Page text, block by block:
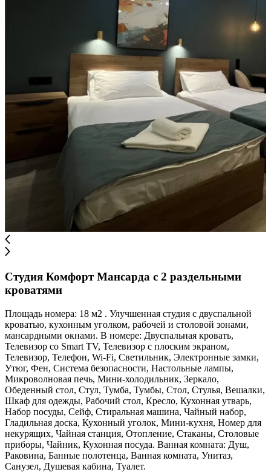
Студия Комфорт Мансарда с 2 раздельными
кроватями
Площадь номера: 18 м2 . Улучшенная студия с двуспальной
кроватью, кухонным уголком, рабочей и столовой зонами,
мансардными окнами. В номере: Двуспальная кровать,
Телевизор со Smart TV, Телевизор с плоским экраном,
Телевизор, Телефон, Wi-Fi, Светильник, Электронные замки,
Утюг, Фен, Система безопасности, Настольные лампы,
Микроволновая печь, Мини-холодильник, Зеркало,
Обеденный стол, Стул, Тумба, Тумбы, Стол, Стулья, Вешалки,
Шкаф для одежды, Рабочий стол, Кресло, Кухонная утварь,
Набор посуды, Сейф, Стиральная машина, Чайный набор,
Гладильная доска, Кухонный уголок, Мини-кухня, Номер для
некурящих, Чайная станция, Отопление, Стаканы, Столовые
приборы, Чайник, Кухонная посуда. Ванная комната: Душ,
Раковина, Банные полотенца, Ванная комната, Унитаз,
Санузел, Душевая кабина, Туалет.